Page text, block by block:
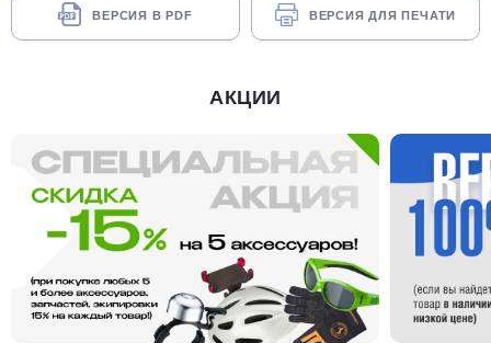
ВЕРСИЯ В PDF ВЕРСИЯ ДЛЯ ПЕЧАТИ
АКЦИИ